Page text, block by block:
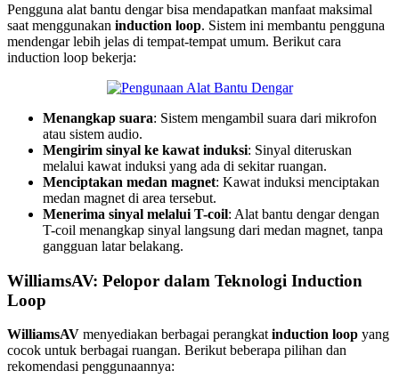
Pengguna alat bantu dengar bisa mendapatkan manfaat maksimal
saat menggunakan induction loop. Sistem ini membantu pengguna
mendengar lebih jelas di tempat-tempat umum. Berikut cara
induction loop bekerja:
Menangkap suara: Sistem mengambil suara dari mikrofon
atau sistem audio.
Mengirim sinyal ke kawat induksi: Sinyal diteruskan
melalui kawat induksi yang ada di sekitar ruangan.
Menciptakan medan magnet: Kawat induksi menciptakan
medan magnet di area tersebut.
Menerima sinyal melalui T-coil: Alat bantu dengar dengan
T-coil menangkap sinyal langsung dari medan magnet, tanpa
gangguan latar belakang.
WilliamsAV: Pelopor dalam Teknologi Induction
Loop
WilliamsAV menyediakan berbagai perangkat induction loop yang
cocok untuk berbagai ruangan. Berikut beberapa pilihan dan
rekomendasi penggunaannya: